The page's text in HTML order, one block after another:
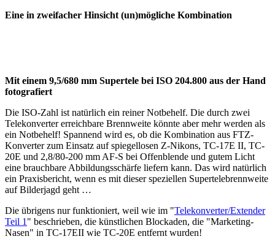
Eine in zweifacher Hinsicht (un)mögliche Kombination
Mit einem 9,5/680 mm Supertele bei ISO 204.800 aus der Hand
fotografiert
Die ISO-Zahl ist natürlich ein reiner Notbehelf. Die durch zwei
Telekonverter erreichbare Brennweite könnte aber mehr werden als
ein Notbehelf! Spannend wird es, ob die Kombination aus FTZ-
Konverter zum Einsatz auf spiegellosen Z-Nikons, TC-17E II, TC-
20E und 2,8/80-200 mm AF-S bei Offenblende und gutem Licht
eine brauchbare Abbildungsschärfe liefern kann. Das wird natürlich
ein Praxisbericht, wenn es mit dieser speziellen Supertelebrennweite
auf Bilderjagd geht …
Die übrigens nur funktioniert, weil wie im "Telekonverter/Extender
Teil 1 " beschrieben, die künstlichen Blockaden, die "Marketing-
Nasen" in TC-17EII wie TC-20E entfernt wurden!